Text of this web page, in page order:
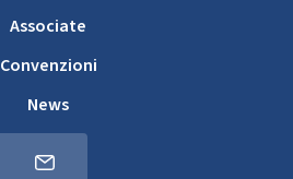
Associate
Convenzioni
News